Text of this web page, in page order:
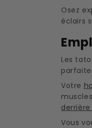
Osez
éclairs
Les
Votre
derrière
Vous